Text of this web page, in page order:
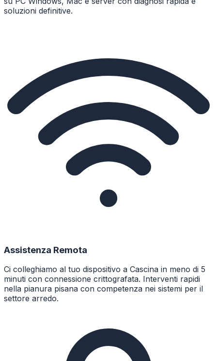
soluzioni definitive.
Assistenza Remota
Ci colleghiamo al tuo dispositivo a Cascina in meno di 5
minuti con connessione crittografata. Interventi rapidi
nella pianura pisana con competenza nei sistemi per il
settore arredo.